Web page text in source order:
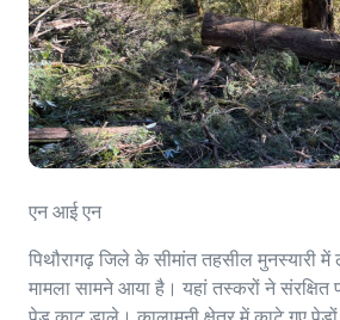
एन आई एन
पिथौरागढ़ जिले के सीमांत तहसील मुनस्यारी
मामला सामने आया है। यहां तस्करों ने